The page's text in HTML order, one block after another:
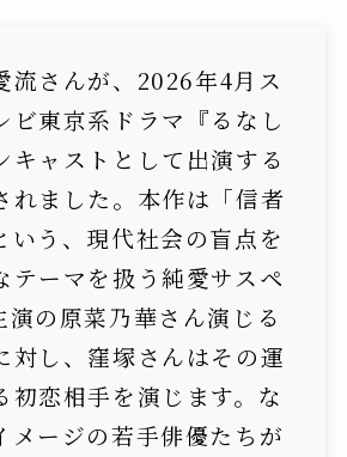
流さんが、2026年4月ス
ビ東京系ドラマ『るなし
キャストとして出演する
れました。本作は「信者
いう、現代社会の盲点を
テーマを扱う純愛サスペ
演の原菜乃華さん演じる
対し、窪塚さんはその運
初恋相手を演じます。な
メージの若手俳優たちが